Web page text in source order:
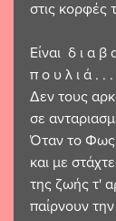
στις κορφές
Είναι  δ ι α β
π ο υ λ ι ά . . .
Δεν τους
σε
Όταν το Φως
και με
της ζωής τ'
παίρνουν